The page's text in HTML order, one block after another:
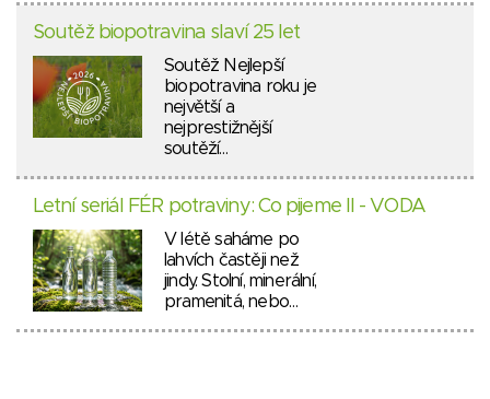
Soutěž biopotravina slaví 25 let
Soutěž Nejlepší
biopotravina roku je
největší a
nejprestižnější
soutěží…
Letní seriál FÉR potraviny: Co pijeme II - VODA
V létě saháme po
lahvích častěji než
jindy. Stolní, minerální,
pramenitá, nebo…